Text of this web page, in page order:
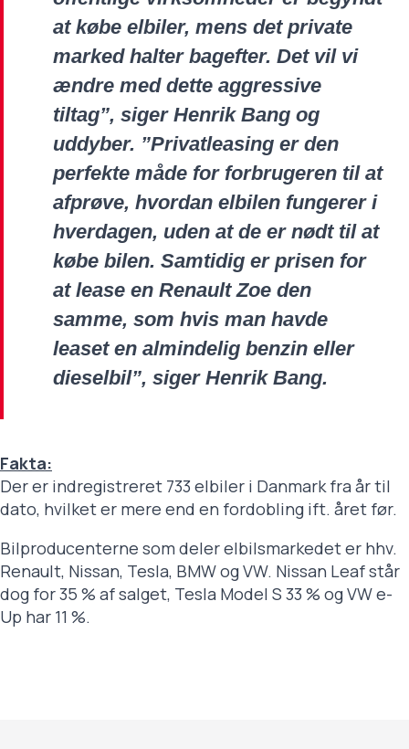
at købe elbiler, mens det private
marked halter bagefter. Det vil vi
ændre med dette aggressive
tiltag”, siger Henrik Bang og
uddyber. ”Privatleasing er den
perfekte måde for forbrugeren til at
afprøve, hvordan elbilen fungerer i
hverdagen, uden at de er nødt til at
købe bilen. Samtidig er prisen for
at lease en Renault Zoe den
samme, som hvis man havde
leaset en almindelig benzin eller
dieselbil”, siger Henrik Bang.
Fakta:
Der er indregistreret 733 elbiler i Danmark fra år til
dato, hvilket er mere end en fordobling ift. året før.
Bilproducenterne som deler elbilsmarkedet er hhv.
Renault, Nissan, Tesla, BMW og VW. Nissan Leaf står
dog for 35 % af salget, Tesla Model S 33 % og VW e-
Up har 11 %.